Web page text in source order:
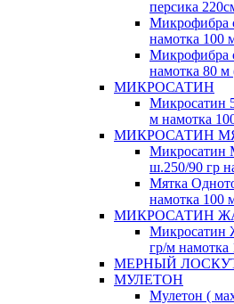
персика
Микрофибра
намотка 100
Микрофибра
намотка 80 м
МИКРОСАТИН
Микросатин
м намотка
МИКРОСАТИН
Микросатин
ш.250/90 гр
Мятка
намотка 100
МИКРОСАТИН
Микросатин
гр/м намотка
МЕРНЫЙ
МУЛЕТОН
Мулетон (